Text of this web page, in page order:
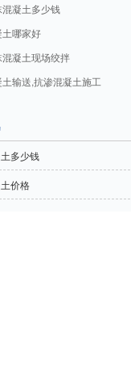
凝土多少钱
哪家好
凝土现场绞拌
输送,抗渗混凝土施工
多少钱
价格